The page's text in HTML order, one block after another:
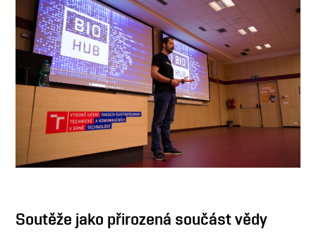
Soutěže jako přirozená součást vědy